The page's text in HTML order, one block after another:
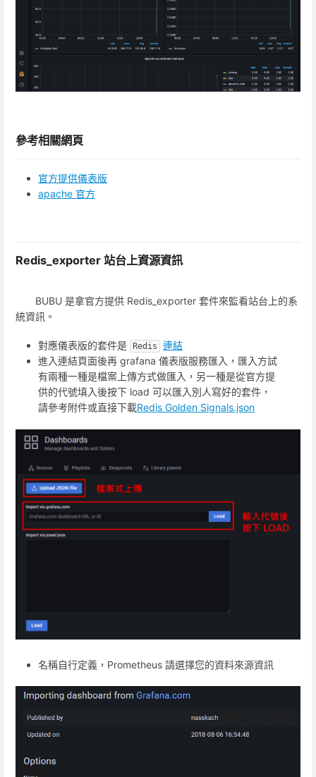
參考相關網頁
官方提供儀表版
apache 官方
Redis_exporter 站台上資源資訊
BUBU 是拿官方提供 Redis_exporter 套件來監看站台上的系
統資訊。
對應儀表版的套件是 Redis
連結
進入連結頁面後再 grafana 儀表版服務匯入，匯入方試
有兩種一種是檔案上傳方式做匯入，另一種是從官方提
供的代號填入後按下 load 可以匯入別人寫好的套件，
請參考附件或直接下載Redis Golden Signals.json
名稱自行定義，Prometheus 請選擇您的資料來源資訊